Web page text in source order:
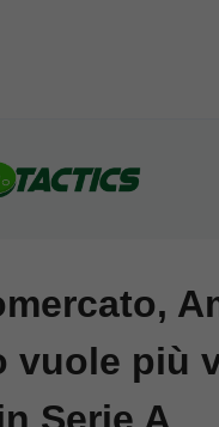
vuole più